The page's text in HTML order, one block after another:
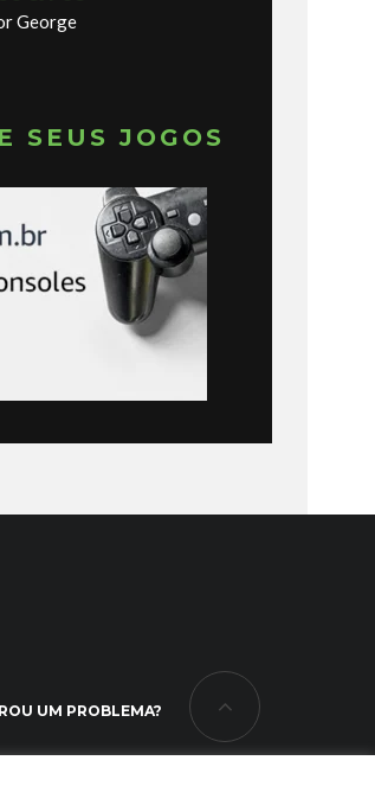
George
SEUS JOGOS
UM PROBLEMA?